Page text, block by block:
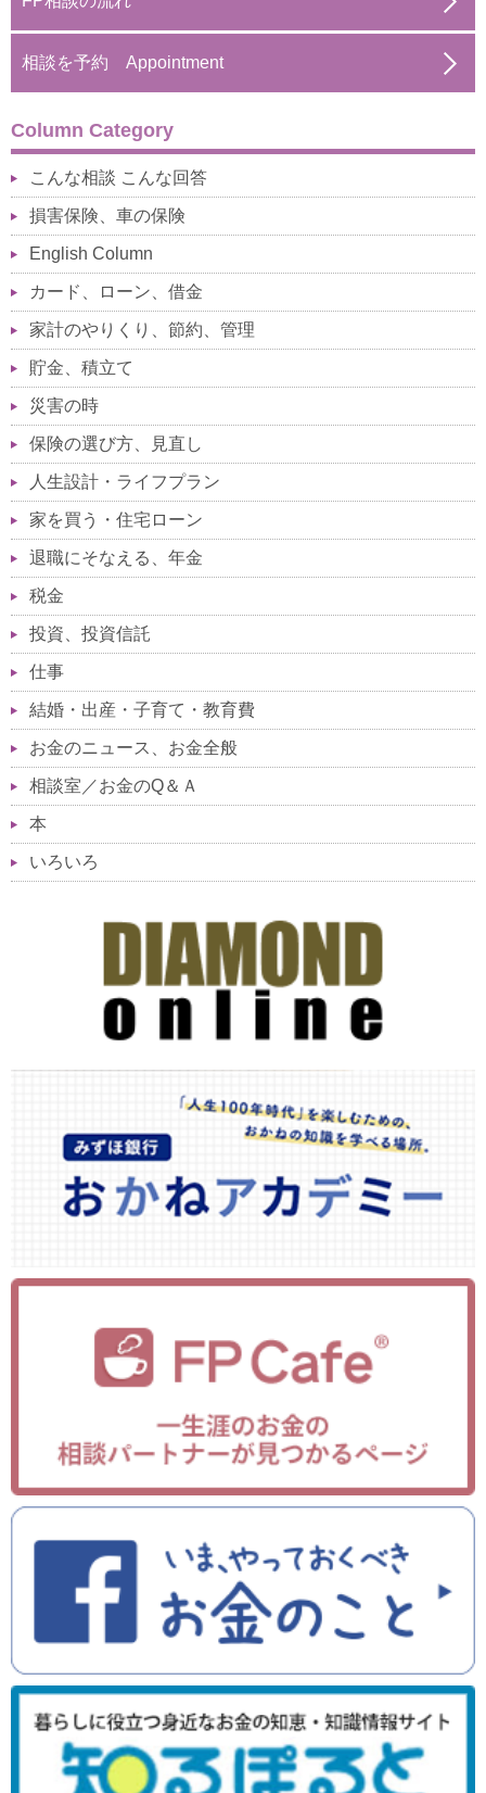
相談を予約 Appointment
Column Category
こんな相談 こんな回答
損害保険、車の保険
English Column
カード、ローン、借金
家計のやりくり、節約、管理
貯金、積立て
災害の時
保険の選び方、見直し
人生設計・ライフプラン
家を買う・住宅ローン
退職にそなえる、年金
税金
投資、投資信託
仕事
結婚・出産・子育て・教育費
お金のニュース、お金全般
相談室／お金のQ＆Ａ
本
いろいろ